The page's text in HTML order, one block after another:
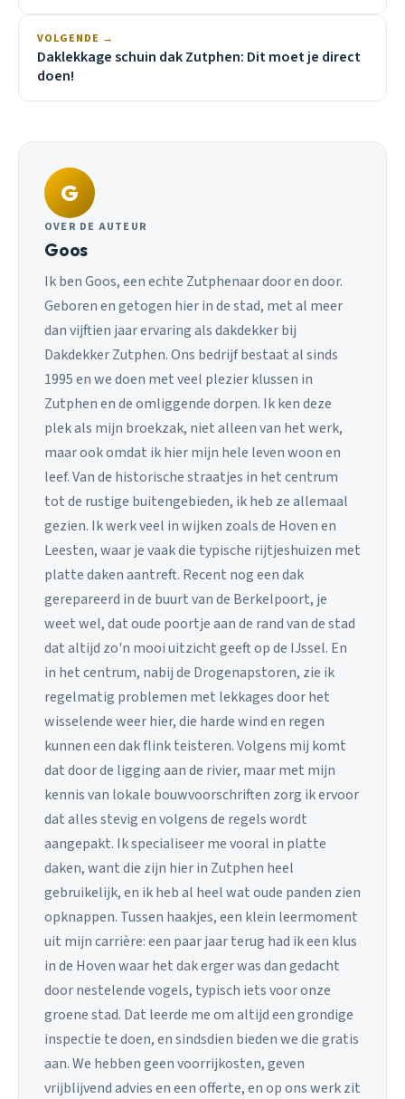
VOLGENDE →
Daklekkage schuin dak Zutphen: Dit moet je direct
doen!
G
OVER DE AUTEUR
Goos
Ik ben Goos, een echte Zutphenaar door en door.
Geboren en getogen hier in de stad, met al meer
dan vijftien jaar ervaring als dakdekker bij
Dakdekker Zutphen. Ons bedrijf bestaat al sinds
1995 en we doen met veel plezier klussen in
Zutphen en de omliggende dorpen. Ik ken deze
plek als mijn broekzak, niet alleen van het werk,
maar ook omdat ik hier mijn hele leven woon en
leef. Van de historische straatjes in het centrum
tot de rustige buitengebieden, ik heb ze allemaal
gezien. Ik werk veel in wijken zoals de Hoven en
Leesten, waar je vaak die typische rijtjeshuizen met
platte daken aantreft. Recent nog een dak
gerepareerd in de buurt van de Berkelpoort, je
weet wel, dat oude poortje aan de rand van de stad
dat altijd zo'n mooi uitzicht geeft op de IJssel. En
in het centrum, nabij de Drogenapstoren, zie ik
regelmatig problemen met lekkages door het
wisselende weer hier, die harde wind en regen
kunnen een dak flink teisteren. Volgens mij komt
dat door de ligging aan de rivier, maar met mijn
kennis van lokale bouwvoorschriften zorg ik ervoor
dat alles stevig en volgens de regels wordt
aangepakt. Ik specialiseer me vooral in platte
daken, want die zijn hier in Zutphen heel
gebruikelijk, en ik heb al heel wat oude panden zien
opknappen. Tussen haakjes, een klein leermoment
uit mijn carrière: een paar jaar terug had ik een klus
in de Hoven waar het dak erger was dan gedacht
door nestelende vogels, typisch iets voor onze
groene stad. Dat leerde me om altijd een grondige
inspectie te doen, en sindsdien bieden we die gratis
aan. We hebben geen voorrijkosten, geven
vrijblijvend advies en een offerte, en op ons werk zit